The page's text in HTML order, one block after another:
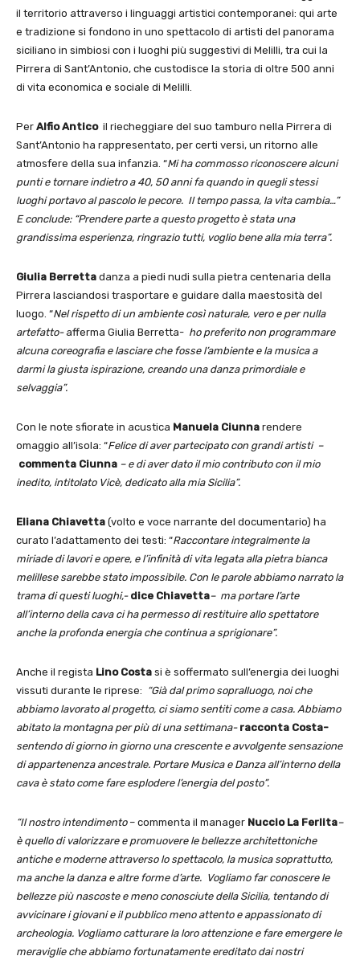
il territorio attraverso i linguaggi artistici contemporanei: qui arte
e tradizione si fondono in uno spettacolo di artisti del panorama
siciliano in simbiosi con i luoghi più suggestivi di Melilli, tra cui la
Pirrera di Sant’Antonio, che custodisce la storia di oltre 500 anni
di vita economica e sociale di Melilli.
Per Alfio Antico il riecheggiare del suo tamburo nella Pirrera di
Sant’Antonio ha rappresentato, per certi versi, un ritorno alle
atmosfere della sua infanzia. “Mi ha commosso riconoscere alcuni
punti e tornare indietro a 40, 50 anni fa quando in quegli stessi
luoghi portavo al pascolo le pecore. Il tempo passa, la vita cambia…”
E conclude: “Prendere parte a questo progetto è stata una
grandissima esperienza, ringrazio tutti, voglio bene alla mia terra”.
Giulia Berretta danza a piedi nudi sulla pietra centenaria della
Pirrera lasciandosi trasportare e guidare dalla maestosità del
luogo. “Nel rispetto di un ambiente così naturale, vero e per nulla
artefatto-afferma Giulia Berretta- ho preferito non programmare
alcuna coreografia elasciare che fosse l’ambiente e la musica a
darmi la giusta ispirazione, creando una danza primordiale e
selvaggia”.
Con le note sfiorate in acustica Manuela Ciunna rendere
omaggio all’isola: “Felice di aver partecipato con grandi artisti –
commenta Ciunna – e di aver dato il mio contributo con il mio
inedito, intitolato Vicè, dedicato alla mia Sicilia”.
Eliana Chiavetta (volto e voce narrante del documentario) ha
curato l’adattamento dei testi: “Raccontare integralmente la
miriade di lavori e opere, e l’infinità di vita legata alla pietra bianca
melillese sarebbe stato impossibile. Con le parole abbiamo narrato la
trama di questi luoghi,- dice Chiavetta– ma portare l’arte
all’interno della cava ci ha permesso di restituire allo spettatore
anche la profonda energia che continua a sprigionare”.
Anche il regista Lino Costa si è soffermato sull’energia dei luoghi
vissuti durante le riprese: “Già dal primo sopralluogo, noi che
abbiamo lavorato al progetto, ci siamo sentiti come a casa. Abbiamo
abitato la montagna per più di una settimana-racconta Costa-
sentendo di giorno in giorno una crescente e avvolgente sensazione
di appartenenza ancestrale. Portare Musica e Danza all’interno della
cava è stato come fare esplodere l’energia del posto”.
“Il nostro intendimento – commenta il manager Nuccio La Ferlita–
è quello di valorizzare e promuovere le bellezze architettoniche
antiche e moderne attraverso lo spettacolo, la musica soprattutto,
ma anche la danza e altre forme d’arte. Vogliamo far conoscere le
bellezze più nascoste e meno conosciute della Sicilia, tentando di
avvicinare i giovani e il pubblico meno attento e appassionato di
archeologia. Vogliamo catturare la loro attenzione e fare emergere le
meraviglie che abbiamo fortunatamente ereditato dai nostri